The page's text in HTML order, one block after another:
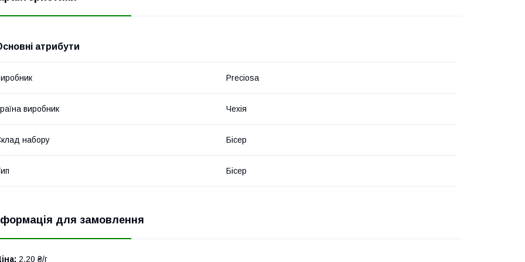
атрибути
Preciosa
виробник Чехія
набору Бісер
Бісер
для замовлення
2,20 ₴/г